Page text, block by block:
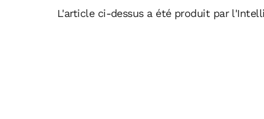
L'article ci-dessus a été produit par